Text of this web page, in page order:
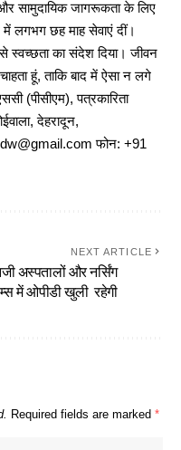
सामुदायिक जागरूकता के लिए
लगभग छह माह सेवाएं दीं।
स्वच्छता का संदेश दिया। जीवन
हूं, ताकि बाद में ऐसा न लगे
(पीसीएम), पत्रकारिता
देहरादून,
फोन: +91
NEXT ARTICLE
अस्पतालों और नर्सिंग
में ओपीडी खुली रहेगी
Required fields are marked *